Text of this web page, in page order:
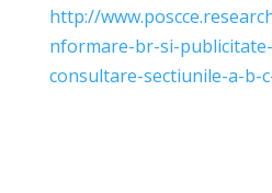
http://
nformare-br-si-
consultare-sectiunile-a-b-